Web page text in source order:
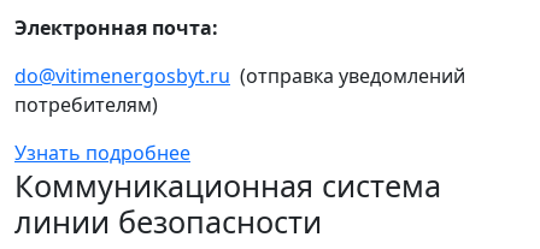
Электронная почта:
do@vitimenergosbyt.ru (отправка уведомлений
потребителям)
Узнать подробнее
Коммуникационная система
линии безопасности